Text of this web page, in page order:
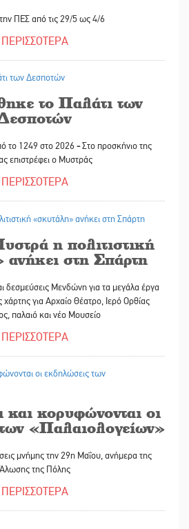
ΠΕΣ από τις 29/5 ως 4/6
ΠΕΡΙΣΣΟΤΕΡΑ
το Παλάτι των
το 1249 στο 2026-Στο προσκήνιο της
επιστρέφει ο Μυστράς
ΠΕΡΙΣΣΟΤΕΡΑ
η πολιτιστική
ανήκει στη Σπάρτη
δεσμεύσεις Μενδώνη για τα μεγάλα έργα
χάρτης για Αρχαίο Θέατρο, Ιερό Ορθίας
παλαιό και νέο Μουσείο
ΠΕΡΙΣΣΟΤΕΡΑ
και κορυφώνονται οι
«Παλαιολογείων»
μνήμης την 29η Μαΐου, ανήμερα της
της Πόλης
ΠΕΡΙΣΣΟΤΕΡΑ